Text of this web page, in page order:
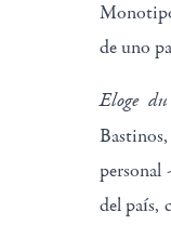
de uno
Eloge
personal
del país,